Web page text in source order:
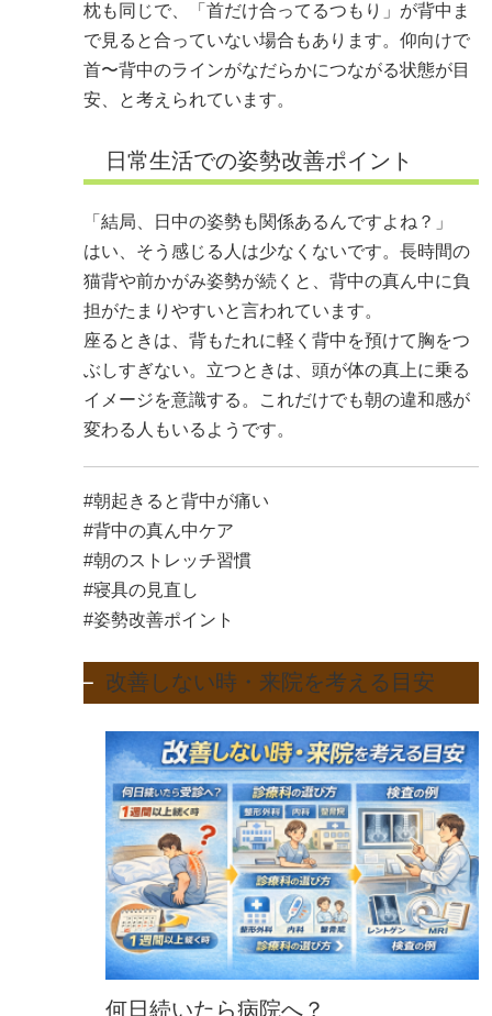
枕も同じで、「首だけ合ってるつもり」が背中ま
で見ると合っていない場合もあります。仰向けで
首〜背中のラインがなだらかにつながる状態が目
安、と考えられています。
日常生活での姿勢改善ポイント
「結局、日中の姿勢も関係あるんですよね？」
はい、そう感じる人は少なくないです。長時間の
猫背や前かがみ姿勢が続くと、背中の真ん中に負
担がたまりやすいと言われています。
座るときは、背もたれに軽く背中を預けて胸をつ
ぶしすぎない。立つときは、頭が体の真上に乗る
イメージを意識する。これだけでも朝の違和感が
変わる人もいるようです。
#朝起きると背中が痛い
#背中の真ん中ケア
#朝のストレッチ習慣
#寝具の見直し
#姿勢改善ポイント
改善しない時・来院を考える目安
何日続いたら病院へ？